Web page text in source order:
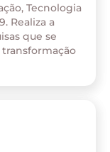
Tecnologia
Realiza a
que se